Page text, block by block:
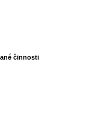
činnosti